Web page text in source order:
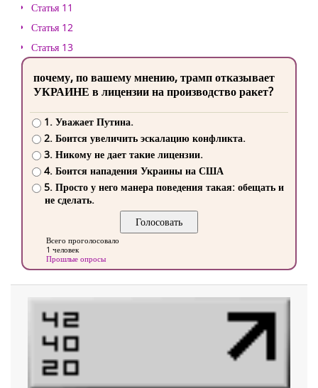
Статья 11
Статья 12
Статья 13
почему, по вашему мнению, трамп отказывает
УКРАИНЕ в лицензии на производство ракет?
1. Уважает Путина.
2. Боится увеличить эскалацию конфликта.
3. Никому не дает такие лицензии.
4. Боится нападения Украины на США
5. Просто у него манера поведения такая: обещать и
не сделать.
Всего проголосовало
1 человек
Прошлые опросы